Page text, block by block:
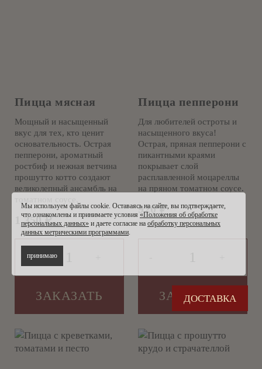
Пицца мясная
1 350₽
Мощный и насыщенный
вкус для тех, кто ценит
основательность. Острая
пепперони, ароматный
ростбиф и нежная ветчина
прошутто котто создают
великолепный ансамбль на
-
ЗАКАЗАТЬ
Пицца пепперони
920₽
Для любителей остроты и
насыщенного вкуса!
Острая, пряная пепперони с
пикантными краями
покрывает слой
расплавленной моцареллы
на пряном томатном соусе.
ЗАКАЗАТЬ
ДОСТАВКА
Мы используем файлы cookie. Оставаясь на сайте, вы подтверждаете,
что ознакомлены и принимаете условия «Положения об обработке
персональных данных» и даете согласие на обработку персональных
данных метрическими программами.
принимаю